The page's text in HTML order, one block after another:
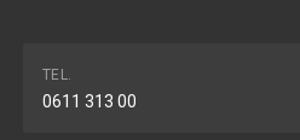
TEL.
0611 313 00